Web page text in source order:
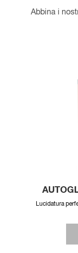
Abbina i
Lucidatura